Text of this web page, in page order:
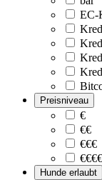
EC-
Preisniveau
€
€€
€€€
€€€€
Hunde erlaubt